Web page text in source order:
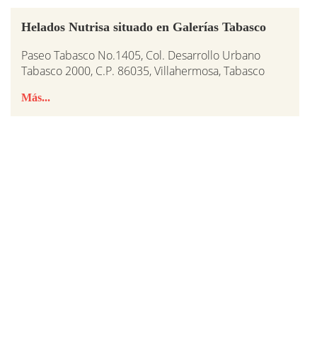
Helados Nutrisa situado en Galerías Tabasco
Paseo Tabasco No.1405, Col. Desarrollo Urbano
Tabasco 2000, C.P. 86035, Villahermosa, Tabasco
Más...